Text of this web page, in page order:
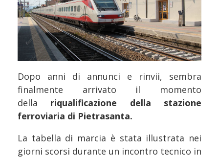
Dopo anni di annunci e rinvii, sembra
finalmente arrivato il momento
della riqualificazione della stazione
ferroviaria di Pietrasanta.
La tabella di marcia è stata illustrata nei
giorni scorsi durante un incontro tecnico in